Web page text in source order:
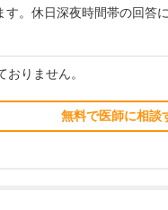
。休日深夜時間帯の回答
りません。
無料で医師に相談